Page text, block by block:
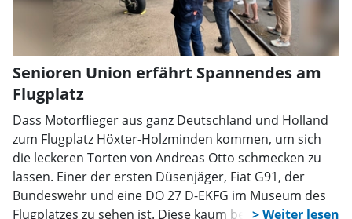
Senioren Union erfährt Spannendes am
Flugplatz
Dass Motorflieger aus ganz Deutschland und Holland
zum Flugplatz Höxter-Holzminden kommen, um sich
die leckeren Torten von Andreas Otto schmecken zu
lassen. Einer der ersten Düsenjäger, Fiat G91, der
Bundeswehr und eine DO 27 D-EKFG im Museum des
Flugplatzes zu sehen ist. Diese kaum bekannten